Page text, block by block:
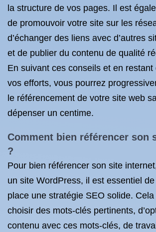
la structure de vos pages. Il est
de promouvoir votre site sur les
d’échanger des liens avec d’autres
et de publier du contenu de qualité
En suivant ces conseils et en
vos efforts, vous pourrez
le référencement de votre site web
dépenser un centime.
Comment bien référencer son
?
Pour bien référencer son site
un site WordPress, il est essentiel
place une stratégie SEO solide.
choisir des mots-clés pertinents,
contenu avec ces mots-clés, de